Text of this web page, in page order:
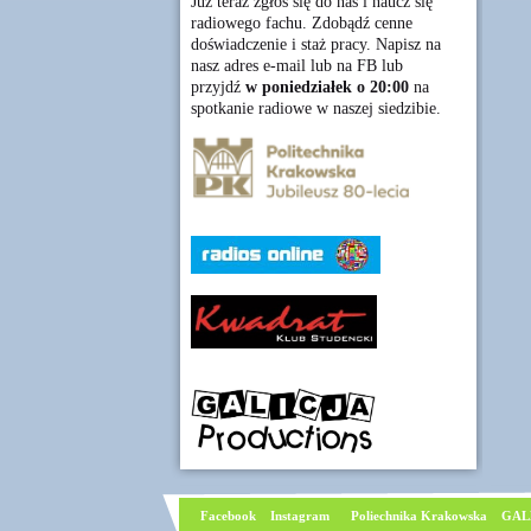
radiowego fachu. Zdobądź cenne
doświadczenie i staż pracy. Napisz na
nasz adres e-mail lub na FB lub
przyjdź w poniedziałek o 20:00na
spotkanie radiowe w naszej siedzibie.
Facebook Instagram Poliechnika Krakowska